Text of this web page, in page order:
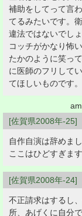
補助をしてって言
てるみたいです。
違法ではないでしょ
コッチがかなり怖
たかのように笑っ
に医師のフリして
てほしいものです。
[佐賀県2008年-
自作自演は辞めまし
ここはひどすぎます
[佐賀県2008年-
不正請求はするし
所、あげくに自分